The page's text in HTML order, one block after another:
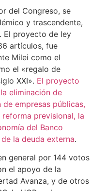
del Congreso, se
y trascendente,
El proyecto de ley
artículos, fue
Milei como el
el «regalo de
XXI». El proyecto
eliminación de
empresas públicas,
previsional, la
del Banco
la deuda externa.
general por 144 votos
el apoyo de la
Avanza, y de otros